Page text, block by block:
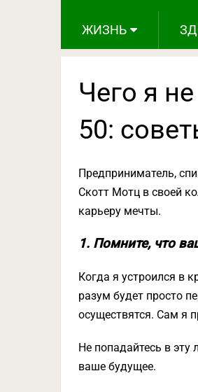
ЖИЗНЬ
Чего я
50:
Предприниматель,
Скотт Мотц в своей
карьеру мечты.
1. Помните, что
Когда я устроился в
разум будет просто
осуществятся. Сам я
Не попадайтесь в
ваше будущее.